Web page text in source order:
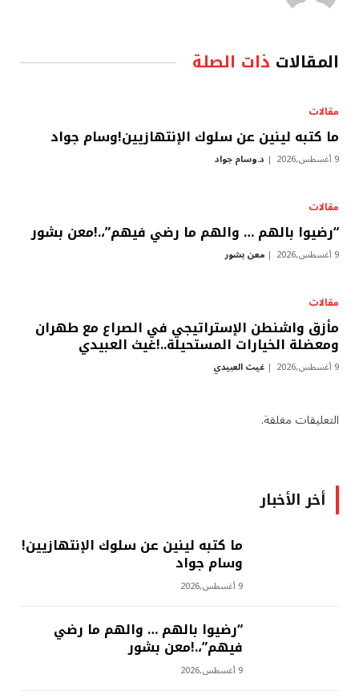
المقالات ذات الصلة
مقالات
ما كتبه لينين عن سلوك الإنتهازيين!وسام جواد
9 أغسطس,2026 د.وسام جواد
مقالات
“رضيوا بالهم … والهم ما رضي فيهم”،.!معن بشور
9 أغسطس,2026 معن بشور
مقالات
مأزق واشنطن الإستراتيجي في الصراع مع طهران
ومعضلة الخيارات المستحيلة..!غيث العبيدي
9 أغسطس,2026 غيث العبيدي
التعليقات مغلقة.
أخر الأخبار
ما كتبه لينين عن سلوك الإنتهازيين!
وسام جواد
9 أغسطس,2026
“رضيوا بالهم … والهم ما رضي
فيهم”،.!معن بشور
9 أغسطس,2026